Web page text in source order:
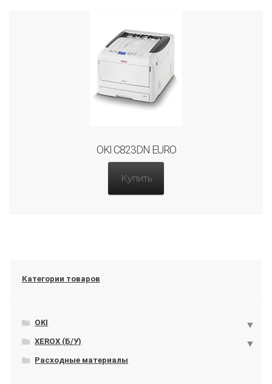
OKI C823DN EURO
Купить
Категории товаров
OKI
XEROX (Б/У)
Расходные материалы